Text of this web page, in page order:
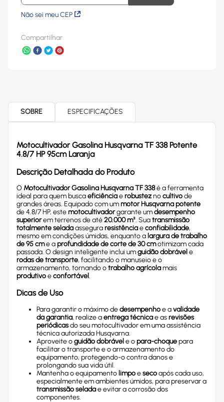
Não sei meu CEP
Compartilhar
SOBRE ESPECIFICAÇÕES
Motocultivador Gasolina Husqvarna TF 338 Potente
4.8/7 HP 95cm Laranja
Descrição Detalhada do Produto
OMotocultivador Gasolina Husqvarna TF 338é a ferramenta
ideal para quem buscaeficiênciaerobusteznocultivode
grandes áreas. Equipado com ummotor Husqvarna potente
de 4.8/7 HP, estemotocultivadorgarante umdesempenho
superiorem terrenos de até20.000 m². Suatransmissão
totalmente seladaasseguraresistênciaeconfiabilidade,
mesmo em condições úmidas, enquanto a largura de trabalho
de 95 cme aprofundidade de corte de 30 cmotimizam cada
passada. O design inteligente inclui umguidão dobrável e
rodas de transporte, facilitando o manuseio e o
armazenamento, tornando otrabalho agrícolamais
produtivoeconfortável.
Dicas de Uso
Para garantir o máximo dedesempenhoe avalidade
da garantia, realize aentrega técnicae asrevisões
periódicasdo seu motocultivador em uma assistência
técnica autorizada Husqvarna.
Aproveite oguidão dobrável e opara-choquepara
facilitar o transporte e o armazenamento do
equipamento, protegendo-o contra danos e
prolongando sua vida útil.
Mantenha o equipamento limpoesecoapós cada uso,
especialmente em ambientes úmidos, para preservar a
transmissão seladae evitar a corrosão dos
componentes.